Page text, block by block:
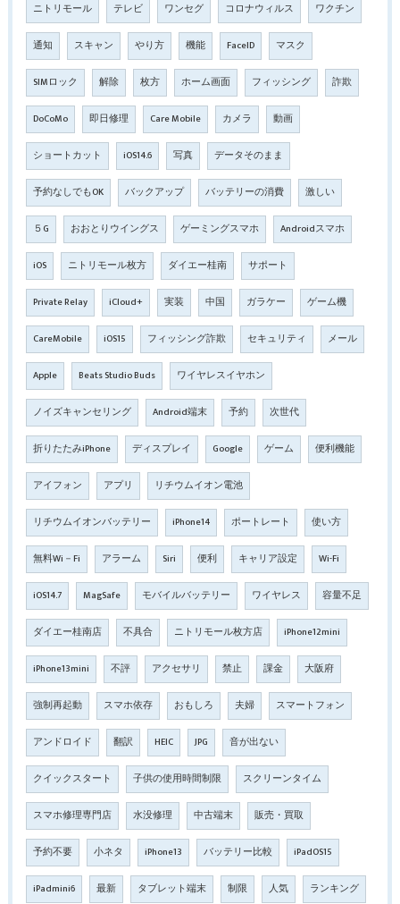
ニトリモール テレビ ワンセグ コロナウィルス ワクチン
通知 スキャン やり方 機能 FaceID マスク
SIMロック 解除 枚方 ホーム画面 フィッシング 詐欺
DoCoMo 即日修理 Care Mobile カメラ 動画
ショートカット iOS14.6 写真 データそのまま
予約なしでもOK バックアップ バッテリーの消費 激しい
５G おおとりウイングス ゲーミングスマホ Androidスマホ
iOS ニトリモール枚方 ダイエー桂南 サポート
Private Relay iCloud+ 実装 中国 ガラケー ゲーム機
CareMobile iOS15 フィッシング詐欺 セキュリティ メール
Apple Beats Studio Buds ワイヤレスイヤホン
ノイズキャンセリング Android端末 予約 次世代
折りたたみiPhone ディスプレイ Google ゲーム 便利機能
アイフォン アプリ リチウムイオン電池
リチウムイオンバッテリー iPhone14 ポートレート 使い方
無料Wi－Fi アラーム Siri 便利 キャリア設定 Wi-Fi
iOS14.7 MagSafe モバイルバッテリー ワイヤレス 容量不足
ダイエー桂南店 不具合 ニトリモール枚方店 iPhone12mini
iPhone13mini 不評 アクセサリ 禁止 課金 大阪府
強制再起動 スマホ依存 おもしろ 夫婦 スマートフォン
アンドロイド 翻訳 HEIC JPG 音が出ない
クイックスタート 子供の使用時間制限 スクリーンタイム
スマホ修理専門店 水没修理 中古端末 販売・買取
予約不要 小ネタ iPhone13 バッテリー比較 iPadOS15
iPadmini6 最新 タブレット端末 制限 人気 ランキング